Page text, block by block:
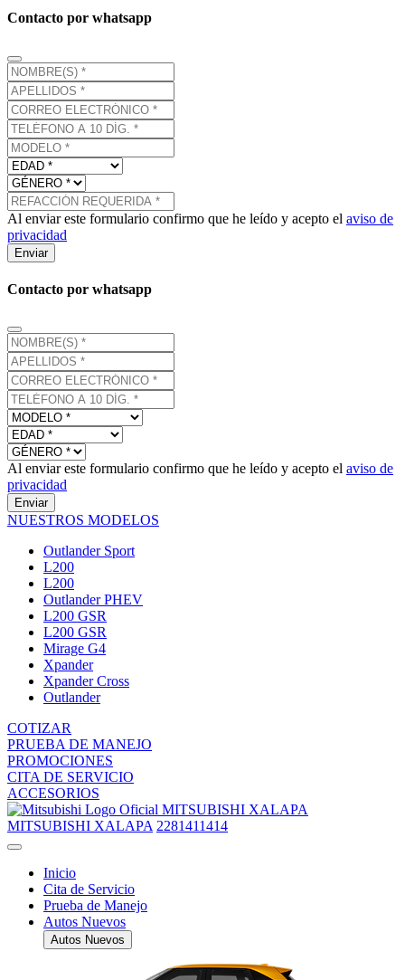
Contacto por whatsapp
Al enviar este formulario confirmo que he leído y acepto el aviso de
privacidad
Enviar
Contacto por whatsapp
Al enviar este formulario confirmo que he leído y acepto el aviso de
privacidad
Enviar
NUESTROS MODELOS
Outlander Sport
L200
L200
Outlander PHEV
L200 GSR
L200 GSR
Mirage G4
Xpander
Xpander Cross
Outlander
COTIZAR
PRUEBA DE MANEJO
PROMOCIONES
CITA DE SERVICIO
ACCESORIOS
MITSUBISHI XALAPA
MITSUBISHI XALAPA 2281411414
Inicio
Cita de Servicio
Prueba de Manejo
Autos Nuevos
Autos Nuevos